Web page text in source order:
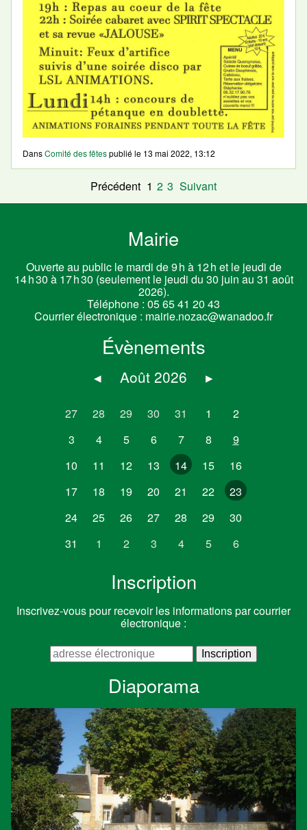
DansComité des fêtespublié le 13 mai 2022, 13:12
Précédent 1 2 3 Suivant
Mairie
Ouverte au public le mardi de 9 h à 12 h et le jeudi de
14 h 30 à 17 h 30 (seulement le jeudi du 30 juin au 31 août
2026).
Téléphone : 05 65 41 20 43
Courrier électronique : mairie.nozac@wanadoo.fr
Évènements
◂ Août 2026 ▸
27 28 29 30 31 1
2
3
4 5 6 7 8
9
10
11 12 13 14 15
16
17
18 19 20 21 22
23
24
25 26 27 28 29
30
31
1 2 3 4 5 6
Inscription
Inscrivez-vous pour recevoir les informations par courrier
électronique :
Diaporama